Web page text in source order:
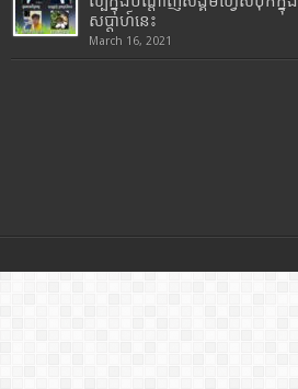
សប្តាហ៍នេះ
March 16, 2021